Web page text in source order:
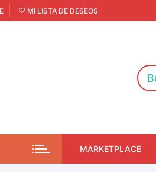
MI LISTA DE DESEOS
MARKETPLACE